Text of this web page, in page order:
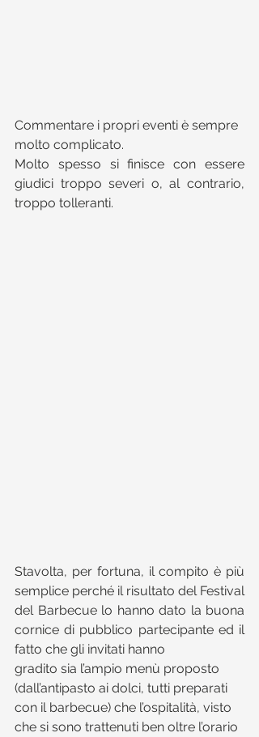
Commentare i propri eventi è sempre
molto complicato.
Molto spesso si finisce con essere
giudici troppo severi o, al contrario,
troppo tolleranti.
Stavolta, per fortuna, il compito è più
semplice perché il risultato del Festival
del Barbecue lo hanno dato la buona
cornice di pubblico partecipante ed il
fatto che gli invitati hanno
gradito sia l’ampio menù proposto
(dall’antipasto ai dolci, tutti preparati
con il barbecue) che l’ospitalità, visto
che si sono trattenuti ben oltre l’orario